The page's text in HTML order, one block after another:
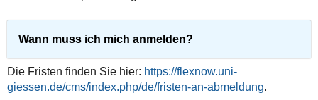
Wann muss ich mich anmelden?
Die Fristen finden Sie hier: https://flexnow.uni-
giessen.de/cms/index.php/de/fristen-an-abmeldung.